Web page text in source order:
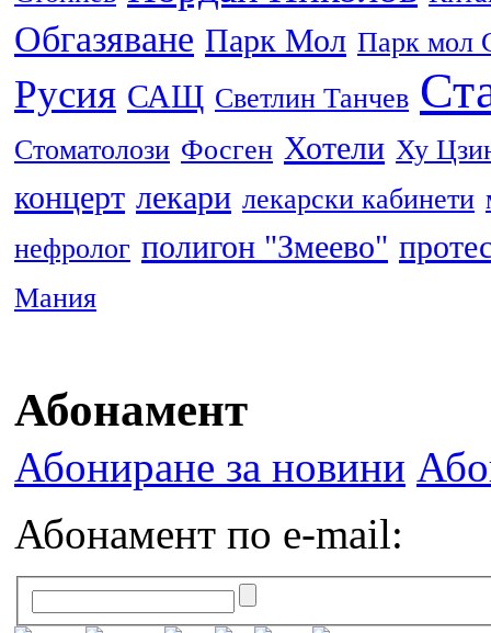
Обгазяване Парк Мол Парк мол
Русия САЩ Светлин Танчев
Стоматолози Фосген Хотели Ху
концерт лекари лекарски кабинети
нефролог полигон "Змеево"
Мания
Абонамент
Абониране за новини
Абонамент по e-mail: